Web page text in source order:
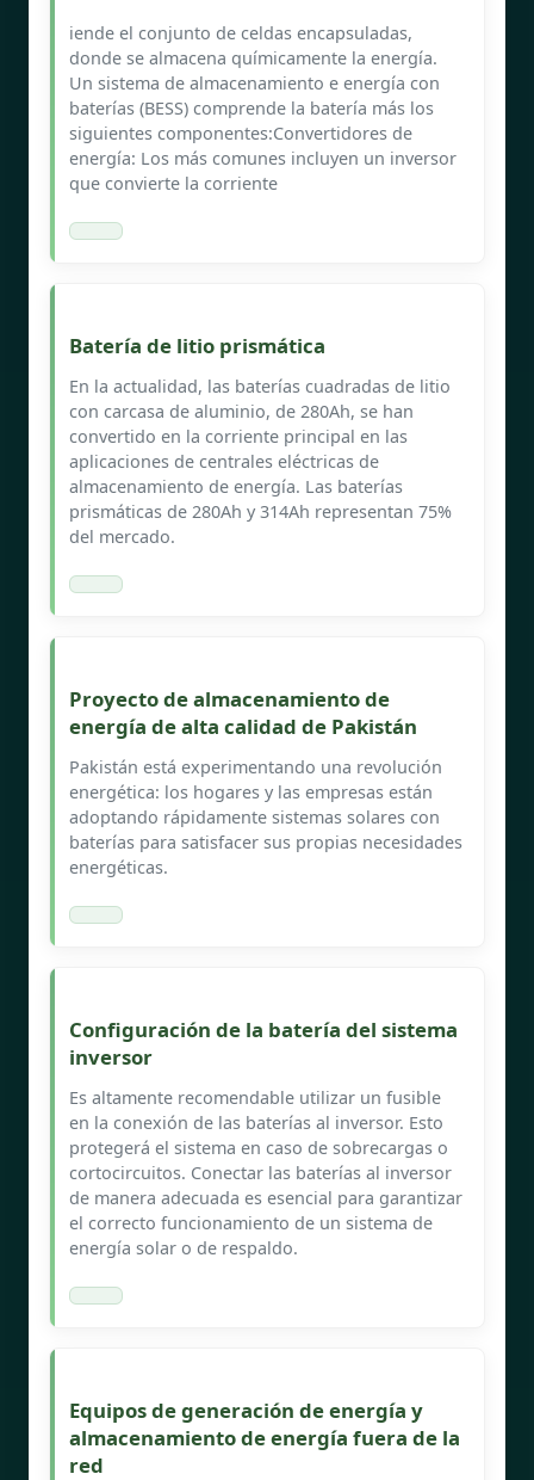
iende el conjunto de celdas encapsuladas,
donde se almacena químicamente la energía.
Un sistema de almacenamiento e energía con
baterías (BESS) comprende la batería más los
siguientes componentes:Convertidores de
energía: Los más comunes incluyen un inversor
que convierte la corriente
Batería de litio prismática
En la actualidad, las baterías cuadradas de litio
con carcasa de aluminio, de 280Ah, se han
convertido en la corriente principal en las
aplicaciones de centrales eléctricas de
almacenamiento de energía. Las baterías
prismáticas de 280Ah y 314Ah representan 75%
del mercado.
Proyecto de almacenamiento de
energía de alta calidad de Pakistán
Pakistán está experimentando una revolución
energética: los hogares y las empresas están
adoptando rápidamente sistemas solares con
baterías para satisfacer sus propias necesidades
energéticas.
Configuración de la batería del sistema
inversor
Es altamente recomendable utilizar un fusible
en la conexión de las baterías al inversor. Esto
protegerá el sistema en caso de sobrecargas o
cortocircuitos. Conectar las baterías al inversor
de manera adecuada es esencial para garantizar
el correcto funcionamiento de un sistema de
energía solar o de respaldo.
Equipos de generación de energía y
almacenamiento de energía fuera de la
red